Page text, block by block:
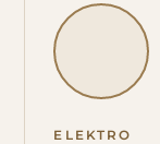
ELEKTRO